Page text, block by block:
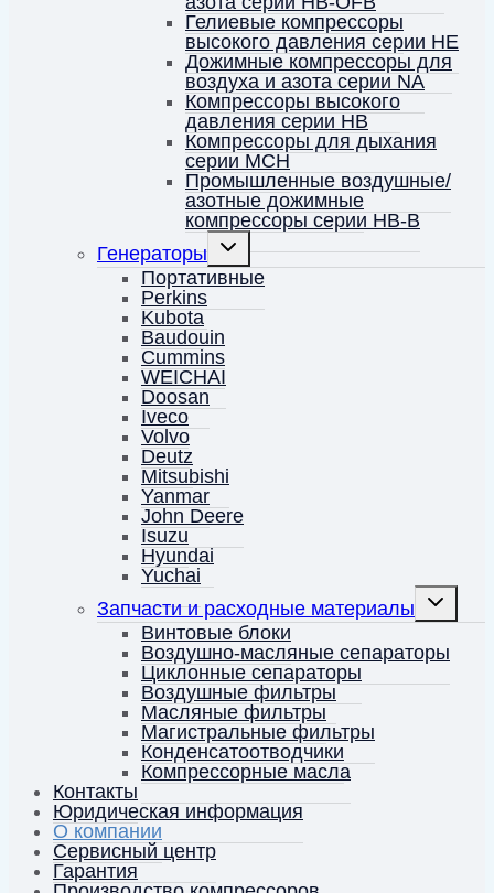
Гелиевые компрессоры
высокого давления серии HE
Дожимные компрессоры для
воздуха и азота серии NA
Компрессоры высокого
давления серии HB
Компрессоры для дыхания
серии MCH
Промышленные воздушные/
азотные дожимные
компрессоры серии HB-B
Генераторы
Переключить
дочернее
меню
Портативные
Perkins
Kubota
Baudouin
Cummins
WEICHAI
Doosan
Iveco
Volvo
Deutz
Mitsubishi
Yanmar
John Deere
Isuzu
Hyundai
Yuchai
Запчасти и расходные материалы
дочернее
меню
Винтовые блоки
Воздушно-масляные сепараторы
Циклонные сепараторы
Воздушные фильтры
Масляные фильтры
Магистральные фильтры
Конденсатоотводчики
Компрессорные масла
Контакты
Юридическая информация
О компании
Сервисный центр
Гарантия